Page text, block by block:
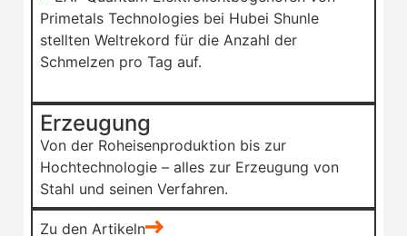
Erzeugung
Von der Roheisenproduktion bis zur
Hochtechnologie – alles zur Erzeugung von
Stahl und seinen Verfahren.
Zu den Artikeln